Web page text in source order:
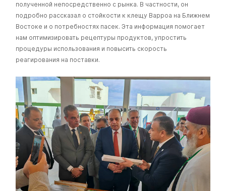
полученной непосредственно с рынка. В частности, он
подробно рассказал о стойкости к клещу Варроа на Ближнем
Востоке и о потребностях пасек. Эта информация помогает
нам оптимизировать рецептуры продуктов, упростить
процедуры использования и повысить скорость
реагирования на поставки.